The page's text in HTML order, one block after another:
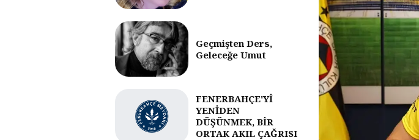
Geçmişten Ders,
Geleceğe Umut
FENERBAHÇE'Yİ
YENİDEN
DÜŞÜNMEK, BİR
ORTAK AKIL ÇAĞRISI